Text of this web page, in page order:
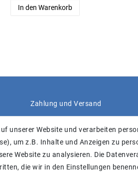
In den Warenkorb
Zahlung und Versand
unserer Website und verarbeiten
um z.B. Inhalte und Anzeigen zu
Website zu analysieren. Die
die wir in den Einstellungen